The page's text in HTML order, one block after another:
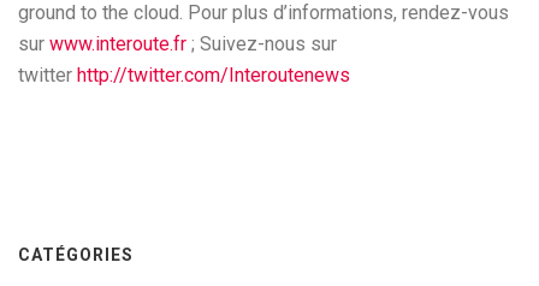
ground to the cloud. Pour plus d’informations, rendez-vous
sur www.interoute.fr ; Suivez-nous sur
twitter http://twitter.com/Interoutenews
CATÉGORIES